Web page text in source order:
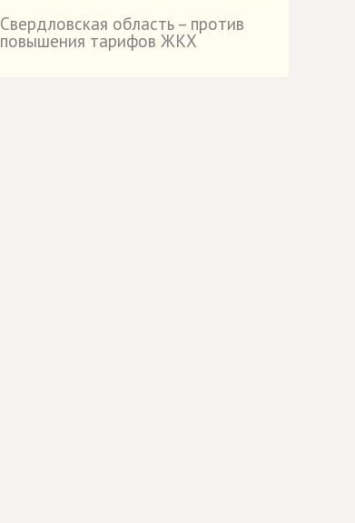
Свердловская область – против
повышения тарифов ЖКХ